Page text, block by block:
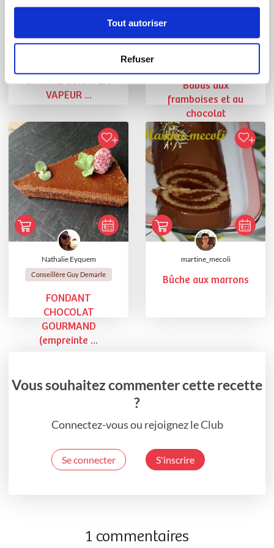
Tout autoriser
Refuser
natachaker
SAVANE CUIT A LA
VAPEUR ...
Chef Maëlig Georgelin
Babas aux
framboises et au
chocolat
Nathalie Eyquem
Conseillère Guy Demarle
FONDANT
CHOCOLAT
GOURMAND
(empreinte ...
martine_mecoli
Bûche aux marrons
Vous souhaitez commenter cette recette
?
Connectez-vous ou rejoignez le Club
Se connecter S'inscrire
1 commentaires